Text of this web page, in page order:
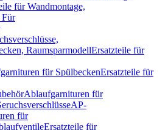
für Wandmontage,
Für
RaumsparmodellErsatzteile für
für SpülbeckenErsatzteile für
Ablaufgarnituren für
AP-
für
Ersatzteile für